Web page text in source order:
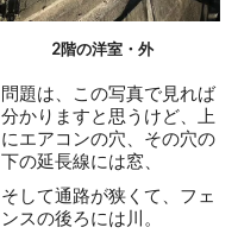
2階の洋室・外
問題は、この写真で見れば
分かりますと思うけど、上
にエアコンの穴、その穴の
下の延長線には窓、
そして通路が狭くて、フェ
ンスの後ろには川。